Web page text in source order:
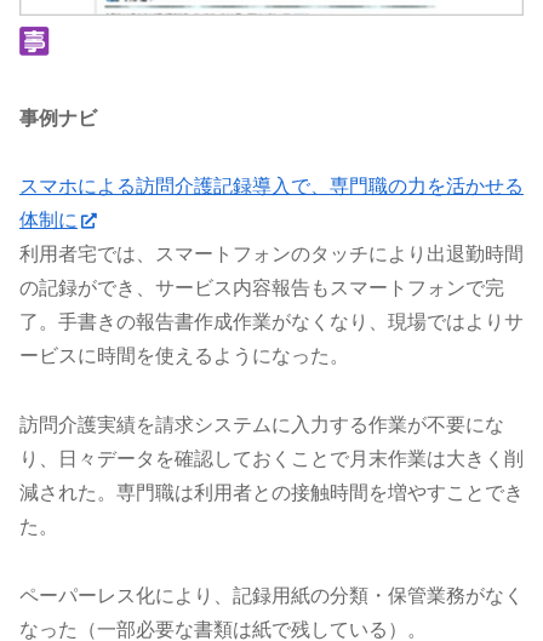
事例ナビ
スマホによる訪問介護記録導入で、専門職の力を活かせる
体制に
利用者宅では、スマートフォンのタッチにより出退勤時間
の記録ができ、サービス内容報告もスマートフォンで完
了。手書きの報告書作成作業がなくなり、現場ではよりサ
ービスに時間を使えるようになった。
訪問介護実績を請求システムに入力する作業が不要にな
り、日々データを確認しておくことで月末作業は大きく削
減された。専門職は利用者との接触時間を増やすことでき
た。
ペーパーレス化により、記録用紙の分類・保管業務がなく
なった（一部必要な書類は紙で残している）。